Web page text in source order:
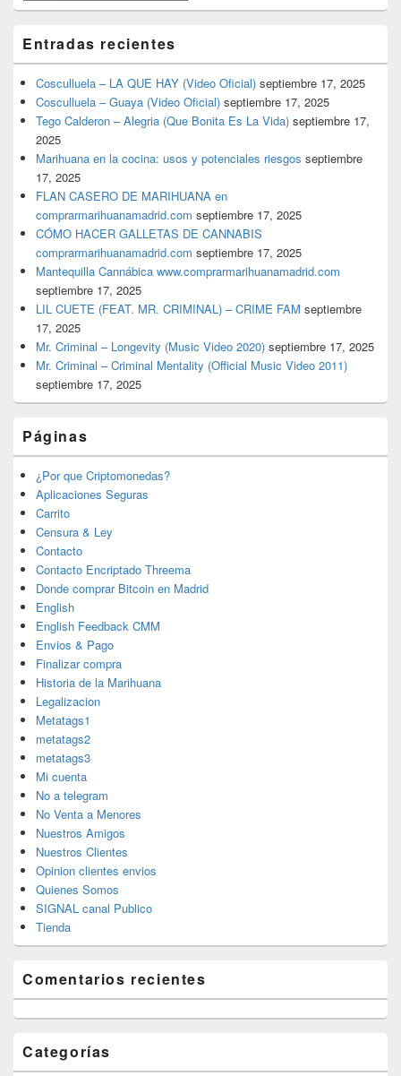
Entradas recientes
Cosculluela – LA QUE HAY (Video Oficial) septiembre 17, 2025
Cosculluela – Guaya (Video Oficial) septiembre 17, 2025
Tego Calderon – Alegria (Que Bonita Es La Vida) septiembre 17,
2025
Marihuana en la cocina: usos y potenciales riesgos septiembre
17, 2025
FLAN CASERO DE MARIHUANA en
comprarmarihuanamadrid.com septiembre 17, 2025
CÓMO HACER GALLETAS DE CANNABIS
comprarmarihuanamadrid.com septiembre 17, 2025
Mantequilla Cannábica www.comprarmarihuanamadrid.com
septiembre 17, 2025
LIL CUETE (FEAT. MR. CRIMINAL) – CRIME FAM septiembre
17, 2025
Mr. Criminal – Longevity (Music Video 2020) septiembre 17, 2025
Mr. Criminal – Criminal Mentality (Official Music Video 2011)
septiembre 17, 2025
Páginas
¿Por que Criptomonedas?
Aplicaciones Seguras
Carrito
Censura & Ley
Contacto
Contacto Encriptado Threema
Donde comprar Bitcoin en Madrid
English
English Feedback CMM
Envios & Pago
Finalizar compra
Historia de la Marihuana
Legalizacion
Metatags1
metatags2
metatags3
Mi cuenta
No a telegram
No Venta a Menores
Nuestros Amigos
Nuestros Clientes
Opinion clientes envios
Quienes Somos
SIGNAL canal Publico
Tienda
Comentarios recientes
Categorías